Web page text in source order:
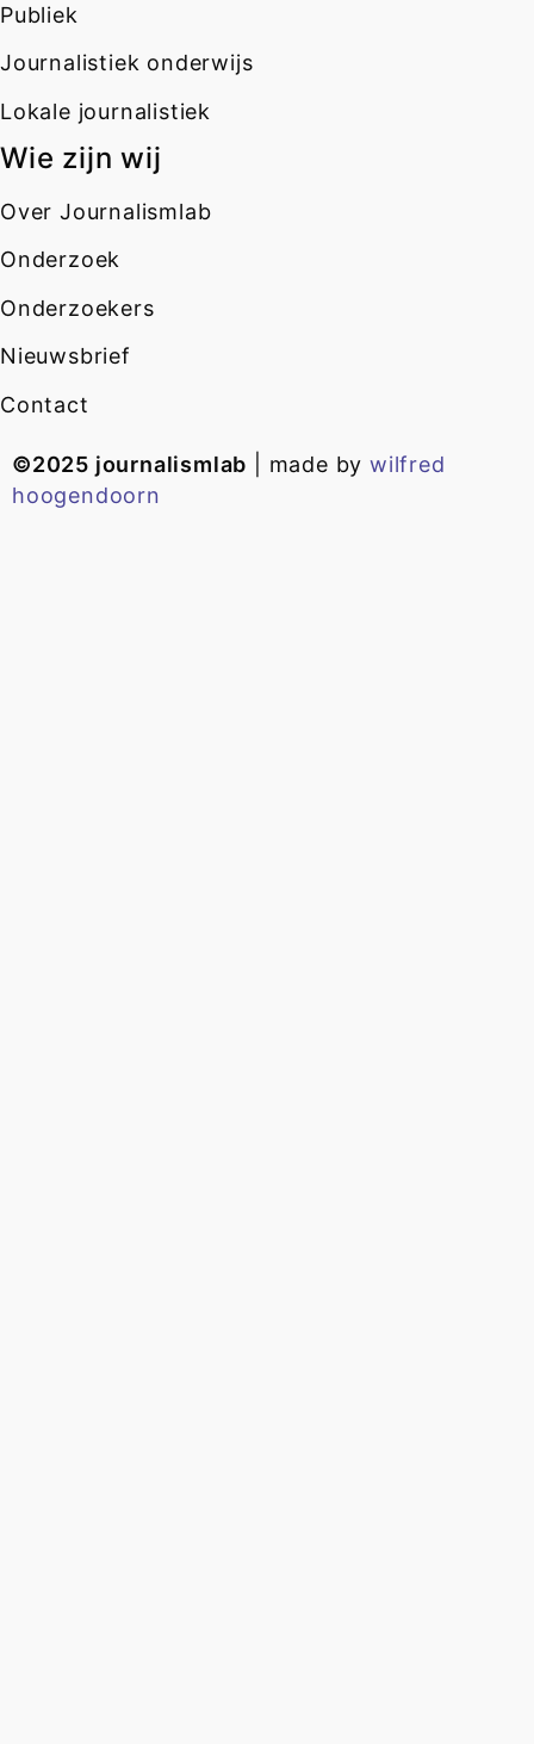
Publiek
Journalistiek onderwijs
Lokale journalistiek
Wie zijn wij
Over Journalismlab
Onderzoek
Onderzoekers
Nieuwsbrief
Contact
©2025 journalismlab | made bywilfred
hoogendoorn